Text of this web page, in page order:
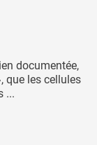
documentée,
que les cellules
...